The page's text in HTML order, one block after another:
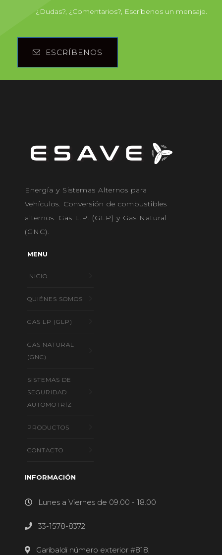
¿Dudas?, ¿Comentarios?, Escríbenos un mensaje.
ESCRÍBENOS
Energía y Sistemas Alternos para
Vehículos. Conversión de combustibles
alternos. Gas L.P. (GLP) y Gas Natural
(GNC).
MENU
INICIO
QUIÉNES SOMOS
GAS LP (GLP)
GAS NATURAL
(GNC)
SISTEMAS DE
SEGURIDAD
AUTOMOTRÍZ
PRODUCTOS
CONTACTO
INFORMACIÓN
Lunes a Viernes de 09.00 - 18.00
33-1578-8372
Garibaldi número exterior #818,